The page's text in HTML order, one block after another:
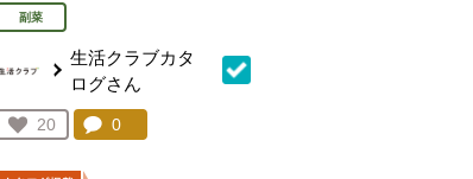
副菜
生活クラブカタ
ログさん
お気に入り登録：
20
人が登録
コメント：
0件。コメントを見る。